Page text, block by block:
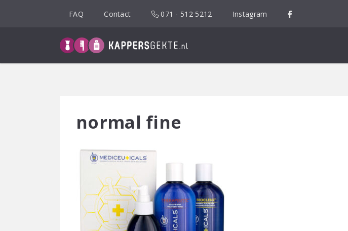
FAQ Contact 071 - 512 5212 Instagram
normal fine